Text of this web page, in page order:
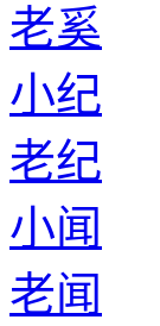
老奚
小纪
老纪
小闻
老闻